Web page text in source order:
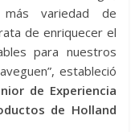
variedad de
de enriquecer el
para nuestros
estableció
de Experiencia
de Holland